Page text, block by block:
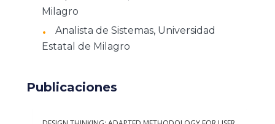
Milagro
Analista de Sistemas, Universidad
Estatal de Milagro
Publicaciones